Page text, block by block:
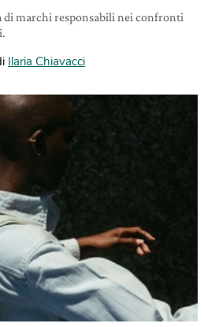
di marchi responsabili nei confronti
Ilaria Chiavacci